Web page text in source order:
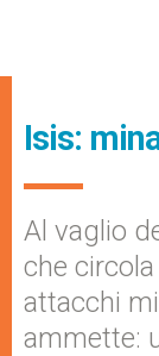
Isis:
Al vaglio
che
attacchi
ammette: